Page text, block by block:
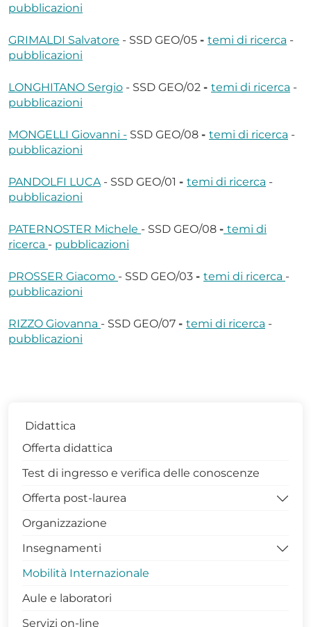
pubblicazioni
GRIMALDI Salvatore - SSD GEO/05 - temi di ricerca -
pubblicazioni
LONGHITANO Sergio - SSD GEO/02 - temi di ricerca -
pubblicazioni
MONGELLI Giovanni - SSD GEO/08 - temi di ricerca -
pubblicazioni
PANDOLFI LUCA- SSD GEO/01 - temi di ricerca -
pubblicazioni
PATERNOSTER Michele - SSD GEO/08 - temi di
ricerca - pubblicazioni
PROSSER Giacomo - SSD GEO/03 - temi di ricerca -
pubblicazioni
RIZZO Giovanna - SSD GEO/07 - temi di ricerca -
pubblicazioni
Didattica
Offerta didattica
Test di ingresso e verifica delle conoscenze
Offerta post-laurea
Dottorati di Ricerca DISBA
Contatti Coordinatrice Dottorato
Gruppo di Assicurazione della Qualità
PhDiaries
Organizzazione
Insegnamenti
Competenze trasversali in Unibas
Archivio Insegnamenti
Mobilità Internazionale
Aule e laboratori
Servizi on-line